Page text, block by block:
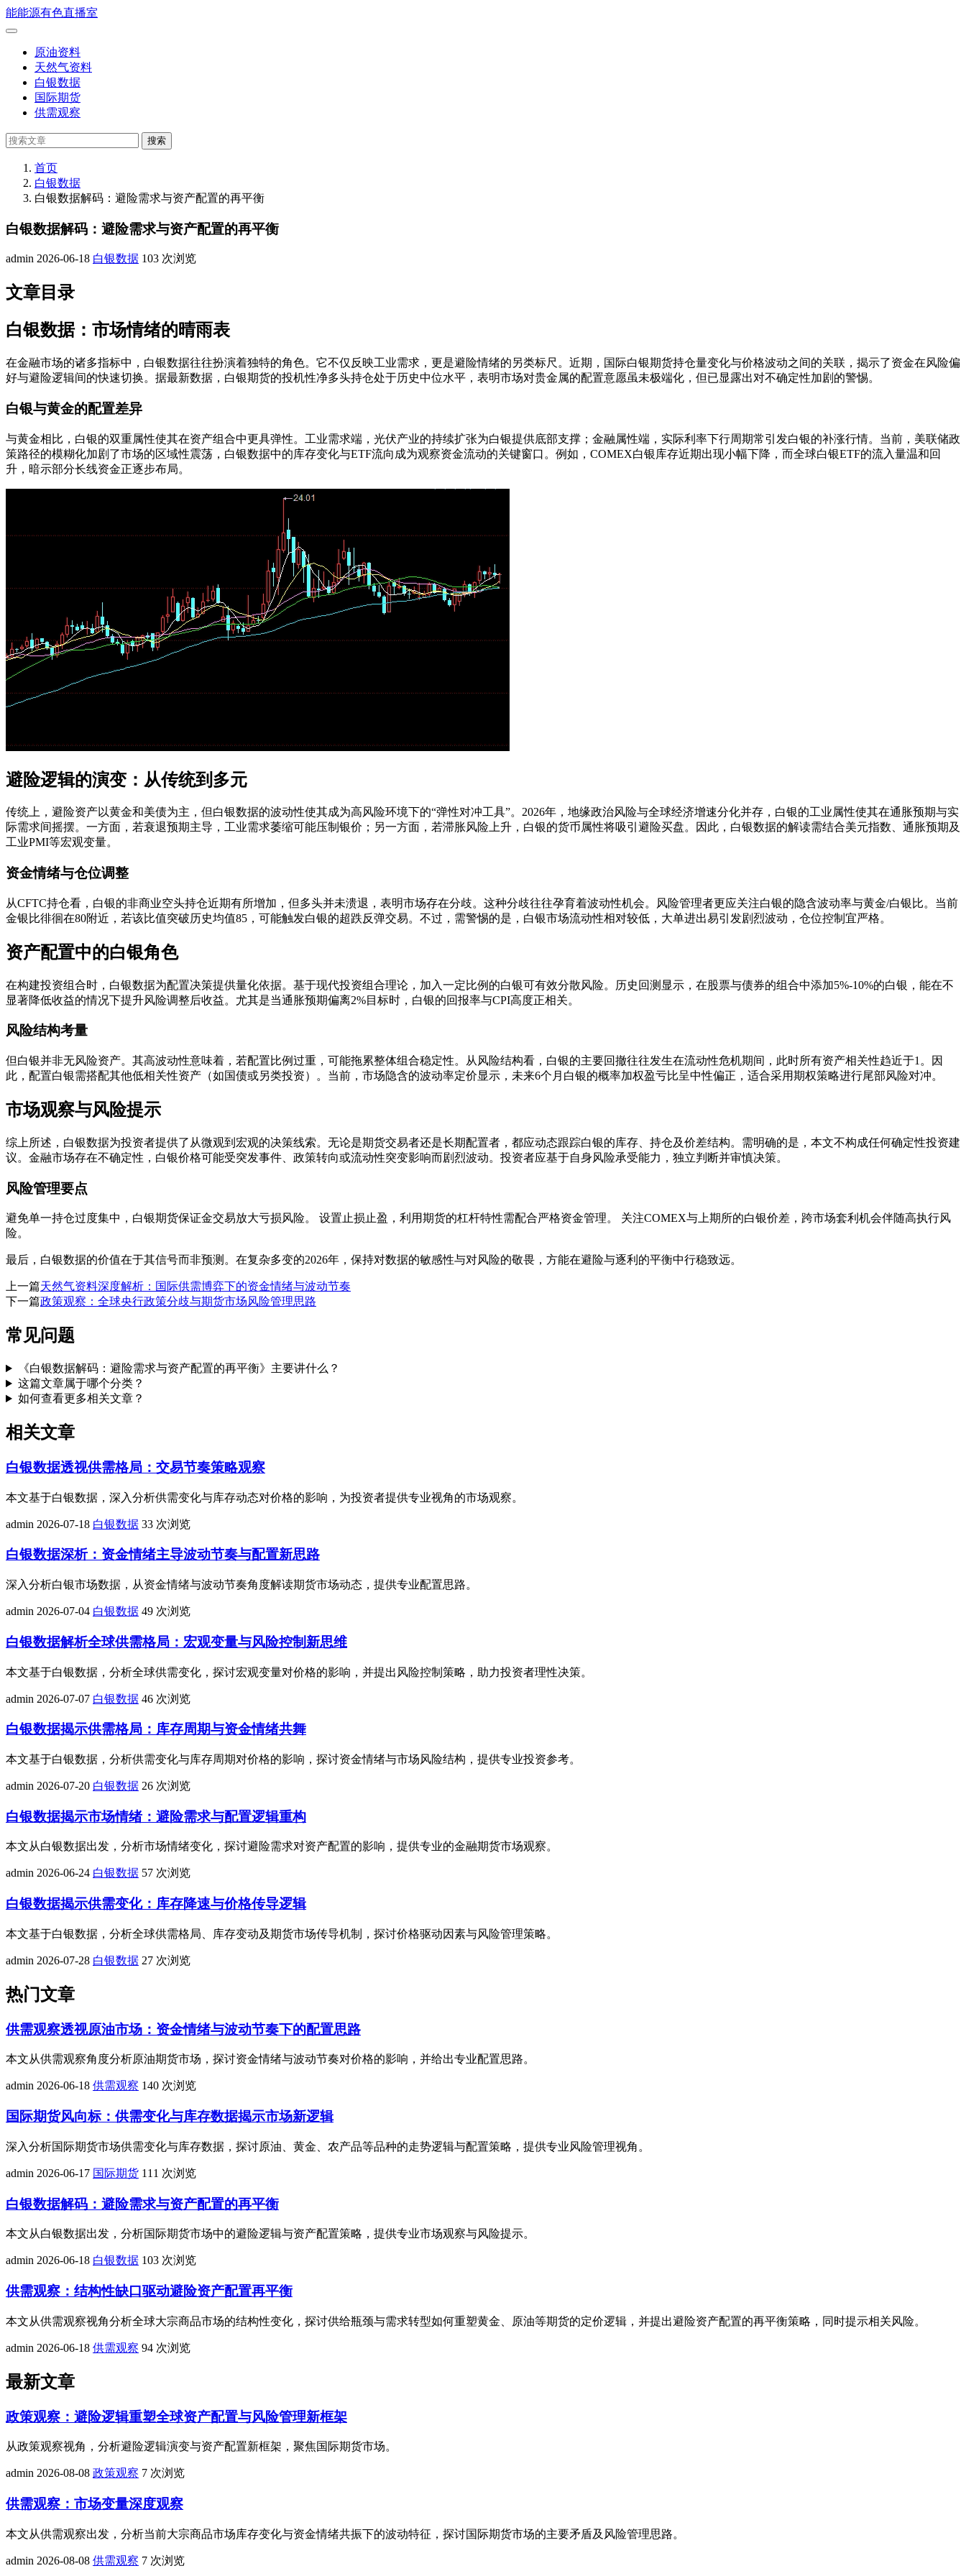
跳
到
能能源有色直播室
打
原油资料
天然气资料
白银数据
国际期货
供需观察
搜
搜索
首页
白银数据
白银数据解码：避险需求与资产配置的再平衡
白银数据解码：避险需求与资产配置的再平衡
admin 2026-06-18 白银数据 103 次浏览
文章目录
白银数据：市场情绪的晴雨表
在金融市场的诸多指标中，白银数据往往扮演着独特的角色。它不仅反映工业需求，更是避险情绪的另类标尺。近期，国际白银期货持仓量变化与价格波动之间的关联，揭示了资金在风险偏
好与避险逻辑间的快速切换。据最新数据，白银期货的投机性净多头持仓处于历史中位水平，表明市场对贵金属的配置意愿虽未极端化，但已显露出对不确定性加剧的警惕。
白银与黄金的配置差异
与黄金相比，白银的双重属性使其在资产组合中更具弹性。工业需求端，光伏产业的持续扩张为白银提供底部支撑；金融属性端，实际利率下行周期常引发白银的补涨行情。当前，美联储政
策路径的模糊化加剧了市场的区域性震荡，白银数据中的库存变化与ETF流向成为观察资金流动的关键窗口。例如，COMEX白银库存近期出现小幅下降，而全球白银ETF的流入量温和回
升，暗示部分长线资金正逐步布局。
避险逻辑的演变：从传统到多元
传统上，避险资产以黄金和美债为主，但白银数据的波动性使其成为高风险环境下的“弹性对冲工具”。2026年，地缘政治风险与全球经济增速分化并存，白银的工业属性使其在通胀预期与实
际需求间摇摆。一方面，若衰退预期主导，工业需求萎缩可能压制银价；另一方面，若滞胀风险上升，白银的货币属性将吸引避险买盘。因此，白银数据的解读需结合美元指数、通胀预期及
工业PMI等宏观变量。
资金情绪与仓位调整
从CFTC持仓看，白银的非商业空头持仓近期有所增加，但多头并未溃退，表明市场存在分歧。这种分歧往往孕育着波动性机会。风险管理者更应关注白银的隐含波动率与黄金/白银比。当前
金银比徘徊在80附近，若该比值突破历史均值85，可能触发白银的超跌反弹交易。不过，需警惕的是，白银市场流动性相对较低，大单进出易引发剧烈波动，仓位控制宜严格。
资产配置中的白银角色
在构建投资组合时，白银数据为配置决策提供量化依据。基于现代投资组合理论，加入一定比例的白银可有效分散风险。历史回测显示，在股票与债券的组合中添加5%-10%的白银，能在不
显著降低收益的情况下提升风险调整后收益。尤其是当通胀预期偏离2%目标时，白银的回报率与CPI高度正相关。
风险结构考量
但白银并非无风险资产。其高波动性意味着，若配置比例过重，可能拖累整体组合稳定性。从风险结构看，白银的主要回撤往往发生在流动性危机期间，此时所有资产相关性趋近于1。因
此，配置白银需搭配其他低相关性资产（如国债或另类投资）。当前，市场隐含的波动率定价显示，未来6个月白银的概率加权盈亏比呈中性偏正，适合采用期权策略进行尾部风险对冲。
市场观察与风险提示
综上所述，白银数据为投资者提供了从微观到宏观的决策线索。无论是期货交易者还是长期配置者，都应动态跟踪白银的库存、持仓及价差结构。需明确的是，本文不构成任何确定性投资建
议。金融市场存在不确定性，白银价格可能受突发事件、政策转向或流动性突变影响而剧烈波动。投资者应基于自身风险承受能力，独立判断并审慎决策。
风险管理要点
避免单一持仓过度集中，白银期货保证金交易放大亏损风险。 设置止损止盈，利用期货的杠杆特性需配合严格资金管理。 关注COMEX与上期所的白银价差，跨市场套利机会伴随高执行风
险。
最后，白银数据的价值在于其信号而非预测。在复杂多变的2026年，保持对数据的敏感性与对风险的敬畏，方能在避险与逐利的平衡中行稳致远。
上一篇天然气资料深度解析：国际供需博弈下的资金情绪与波动节奏
下一篇政策观察：全球央行政策分歧与期货市场风险管理思路
常见问题
《白银数据解码：避险需求与资产配置的再平衡》主要讲什么？
这篇文章属于哪个分类？
如何查看更多相关文章？
相关文章
白银数据透视供需格局：交易节奏策略观察
本文基于白银数据，深入分析供需变化与库存动态对价格的影响，为投资者提供专业视角的市场观察。
admin 2026-07-18 白银数据 33 次浏览
白银数据深析：资金情绪主导波动节奏与配置新思路
深入分析白银市场数据，从资金情绪与波动节奏角度解读期货市场动态，提供专业配置思路。
admin 2026-07-04 白银数据 49 次浏览
白银数据解析全球供需格局：宏观变量与风险控制新思维
本文基于白银数据，分析全球供需变化，探讨宏观变量对价格的影响，并提出风险控制策略，助力投资者理性决策。
admin 2026-07-07 白银数据 46 次浏览
白银数据揭示供需格局：库存周期与资金情绪共舞
本文基于白银数据，分析供需变化与库存周期对价格的影响，探讨资金情绪与市场风险结构，提供专业投资参考。
admin 2026-07-20 白银数据 26 次浏览
白银数据揭示市场情绪：避险需求与配置逻辑重构
本文从白银数据出发，分析市场情绪变化，探讨避险需求对资产配置的影响，提供专业的金融期货市场观察。
admin 2026-06-24 白银数据 57 次浏览
白银数据揭示供需变化：库存降速与价格传导逻辑
本文基于白银数据，分析全球供需格局、库存变动及期货市场传导机制，探讨价格驱动因素与风险管理策略。
admin 2026-07-28 白银数据 27 次浏览
热门文章
供需观察透视原油市场：资金情绪与波动节奏下的配置思路
本文从供需观察角度分析原油期货市场，探讨资金情绪与波动节奏对价格的影响，并给出专业配置思路。
admin 2026-06-18 供需观察 140 次浏览
国际期货风向标：供需变化与库存数据揭示市场新逻辑
深入分析国际期货市场供需变化与库存数据，探讨原油、黄金、农产品等品种的走势逻辑与配置策略，提供专业风险管理视角。
admin 2026-06-17 国际期货 111 次浏览
白银数据解码：避险需求与资产配置的再平衡
本文从白银数据出发，分析国际期货市场中的避险逻辑与资产配置策略，提供专业市场观察与风险提示。
admin 2026-06-18 白银数据 103 次浏览
供需观察：结构性缺口驱动避险资产配置再平衡
本文从供需观察视角分析全球大宗商品市场的结构性变化，探讨供给瓶颈与需求转型如何重塑黄金、原油等期货的定价逻辑，并提出避险资产配置的再平衡策略，同时提示相关风险。
admin 2026-06-18 供需观察 94 次浏览
最新文章
政策观察：避险逻辑重塑全球资产配置与风险管理新框架
从政策观察视角，分析避险逻辑演变与资产配置新框架，聚焦国际期货市场。
admin 2026-08-08 政策观察 7 次浏览
供需观察：市场变量深度观察
本文从供需观察出发，分析当前大宗商品市场库存变化与资金情绪共振下的波动特征，探讨国际期货市场的主要矛盾及风险管理思路。
admin 2026-08-08 供需观察 7 次浏览